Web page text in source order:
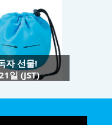
선물!
일 (JST)